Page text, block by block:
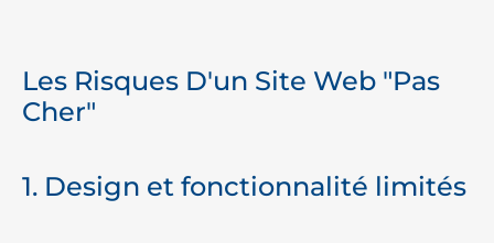
Les Risques D'un Site Web "pas
Cher"
1. Design et fonctionnalité limités